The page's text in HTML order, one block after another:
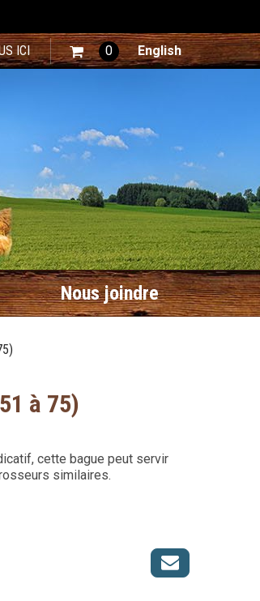
ICI 0 English
Nous joindre
à 75)
cette bague peut servir
similaires.